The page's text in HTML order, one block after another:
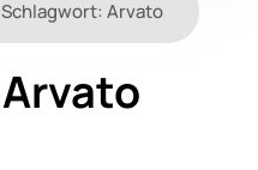
Schlagwort: Arvato
Arvato